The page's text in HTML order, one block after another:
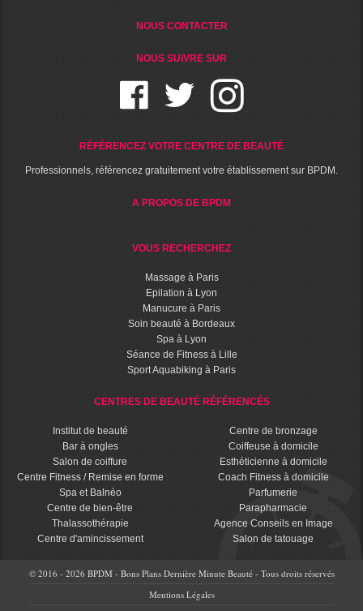
NOUS CONTACTER
NOUS SUIVRE SUR
RÉFÉRENCEZ VOTRE CENTRE DE BEAUTÉ
Professionnels, référencez gratuitement votre établissement sur BPDM.
A PROPOS DE BPDM
VOUS RECHERCHEZ
Massage à Paris
Epilation à Lyon
Manucure à Paris
Soin beauté à Bordeaux
Spa à Lyon
Séance de Fitness à Lille
Sport Aquabiking à Paris
CENTRES DE BEAUTÉ RÉFÉRENCÉS
Institut de beauté
Bar à ongles
Salon de coiffure
Centre Fitness / Remise en forme
Spa et Balnéo
Centre de bien-être
Thalassothérapie
Centre d'amincissement
Centre de bronzage
Coiffeuse à domicile
Esthéticienne à domicile
Coach Fitness à domicile
Parfumerie
Parapharmacie
Agence Conseils en Image
Salon de tatouage
© 2016 - 2026 BPDM - Bons Plans Dernière Minute Beauté - Tous droits réservés
Mentions Légales